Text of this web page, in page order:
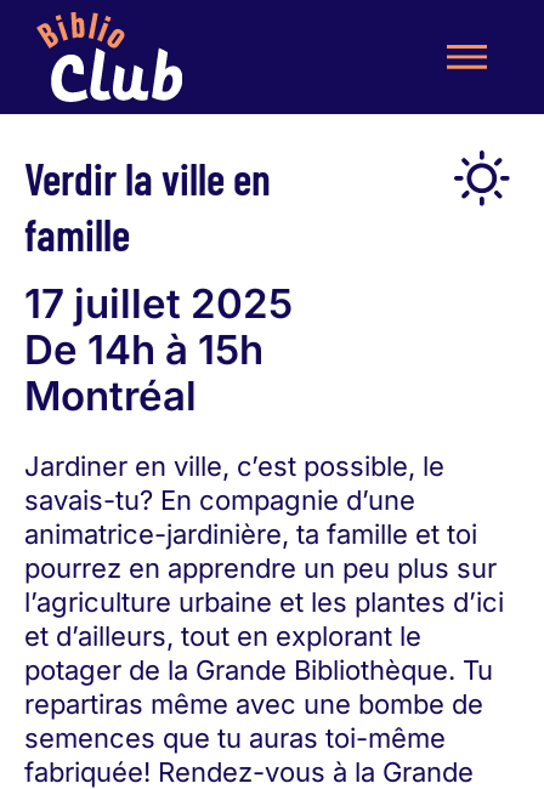
Verdir la ville en
famille
17 juillet 2025
De 14h à 15h
Montréal
Jardiner en ville, c’est possible, le
savais-tu? En compagnie d’une
animatrice-jardinière, ta famille et toi
pourrez en apprendre un peu plus sur
l’agriculture urbaine et les plantes d’ici
et d’ailleurs, tout en explorant le
potager de la Grande Bibliothèque. Tu
repartiras même avec une bombe de
semences que tu auras toi-même
fabriquée! Rendez-vous à la Grande